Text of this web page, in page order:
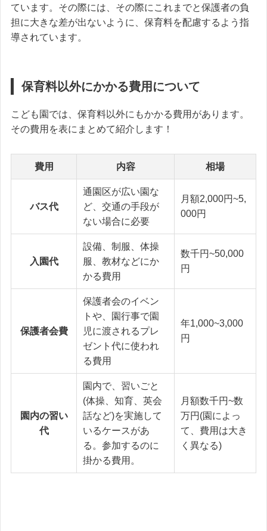
ています。その際には、その際にこれまでと保護者の負
担に大きな差が出ないように、保育料を配慮するよう指
導されています。
保育料以外にかかる費用について
こども園では、保育料以外にもかかる費用があります。
その費用を表にまとめて紹介します！
費用 内容 相場
バス代
通園区が広い園な
ど、交通の手段が
ない場合に必要
月額2,000円~5,
000円
入園代
設備、制服、体操
服、教材などにか
かる費用
数千円~50,000
円
保護者会費
保護者会のイベン
トや、園行事で園
児に渡されるプレ
ゼント代に使われ
る費用
年1,000~3,000
円
園内の習い
代
園内で、習いごと
(体操、知育、英会
話など)を実施して
いるケースがあ
る。参加するのに
掛かる費用。
月額数千円~数
万円(園によっ
て、費用は大き
く異なる)